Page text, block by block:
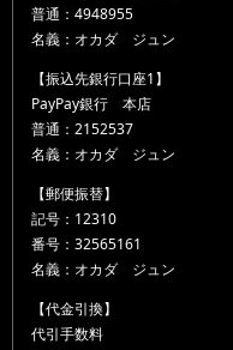
普通：4948955
名義：オカダ ジュン
【振込先銀行口座1】
PayPay銀行 本店
普通：2152537
名義：オカダ ジュン
【郵便振替】
記号：12310
番号：32565161
名義：オカダ ジュン
【代金引換】
代引手数料